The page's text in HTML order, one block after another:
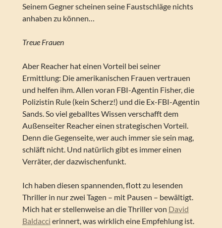
Seinem Gegner scheinen seine Faustschläge nichts
anhaben zu können…
Treue Frauen
Aber Reacher hat einen Vorteil bei seiner
Ermittlung: Die amerikanischen Frauen vertrauen
und helfen ihm. Allen voran FBI-Agentin Fisher, die
Polizistin Rule (kein Scherz!) und die Ex-FBI-Agentin
Sands. So viel geballtes Wissen verschafft dem
Außenseiter Reacher einen strategischen Vorteil.
Denn die Gegenseite, wer auch immer sie sein mag,
schläft nicht. Und natürlich gibt es immer einen
Verräter, der dazwischenfunkt.
Ich haben diesen spannenden, flott zu lesenden
Thriller in nur zwei Tagen – mit Pausen – bewältigt.
Mich hat er stellenweise an die Thriller von David
Baldacci erinnert, was wirklich eine Empfehlung ist.